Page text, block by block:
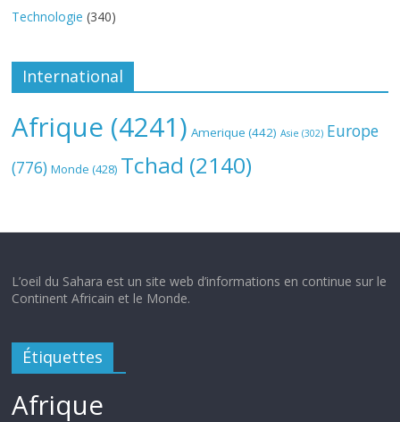
Technologie (340)
International
Afrique (4241) Amerique (442) Asie (302) Europe
(776) Monde (428) Tchad (2140)
L’oeil du Sahara est un site web d’informations en continue sur le
Continent Africain et le Monde.
Étiquettes
Afrique